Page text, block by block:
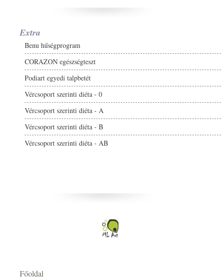
Extra
Benu hűségprogram
CORAZON egészségteszt
Podiart egyedi talpbetét
Vércsoport szerinti diéta - 0
Vércsoport szerinti diéta - A
Vércsoport szerinti diéta - B
Vércsoport szerinti diéta - AB
Főoldal